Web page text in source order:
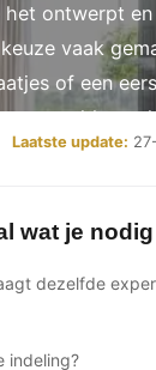
ontwerpt
vaak
of een
zelden
Laatste update:
wat je
dezelfde
indeling?